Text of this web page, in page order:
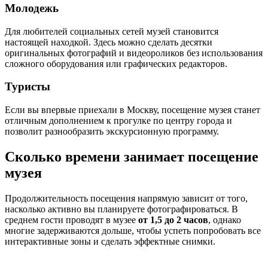
Молодежь
Для любителей социальных сетей музей становится
настоящей находкой. Здесь можно сделать десятки
оригинальных фотографий и видеороликов без использования
сложного оборудования или графических редакторов.
Туристы
Если вы впервые приехали в Москву, посещение музея станет
отличным дополнением к прогулке по центру города и
позволит разнообразить экскурсионную программу.
Сколько времени занимает посещение
музея
Продолжительность посещения напрямую зависит от того,
насколько активно вы планируете фотографироваться. В
среднем гости проводят в музее от 1,5 до 2 часов, однако
многие задерживаются дольше, чтобы успеть попробовать все
интерактивные зоны и сделать эффектные снимки.